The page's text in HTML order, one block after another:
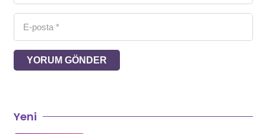
YORUM GÖNDER
Yeni